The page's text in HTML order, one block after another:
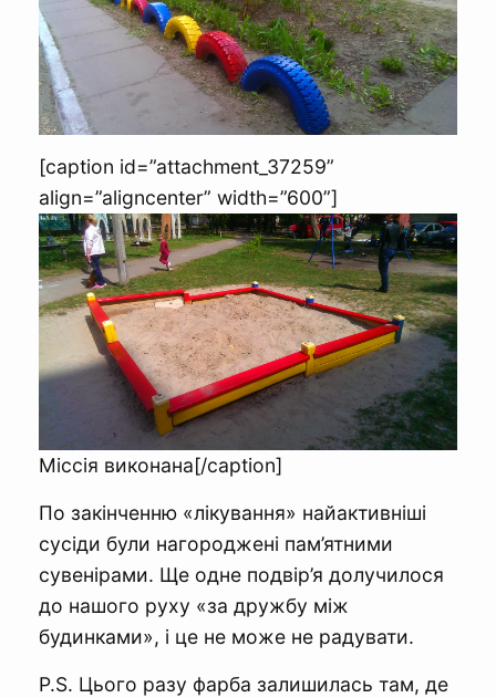
[caption id=”attachment_37259”
align=”aligncenter” width=”600”]
Міссія виконана[/caption]
По закінченню «лікування» найактивніші
сусіди були нагороджені пам’ятними
сувенірами. Ще одне подвір’я долучилося
до нашого руху «за дружбу між
будинками», і це не може не радувати.
P.S. Цього разу фарба залишилась там, де